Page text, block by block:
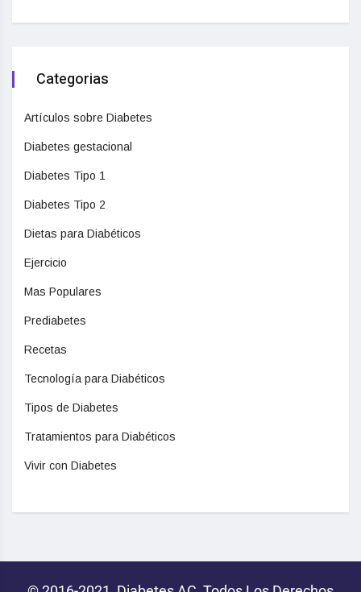
Categorias
Artículos sobre Diabetes
Diabetes gestacional
Diabetes Tipo 1
Diabetes Tipo 2
Dietas para Diabéticos
Ejercicio
Mas Populares
Prediabetes
Recetas
Tecnología para Diabéticos
Tipos de Diabetes
Tratamientos para Diabéticos
Vivir con Diabetes